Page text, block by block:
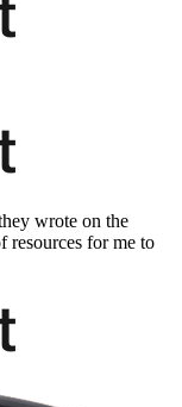
wrote on the
resources for me to